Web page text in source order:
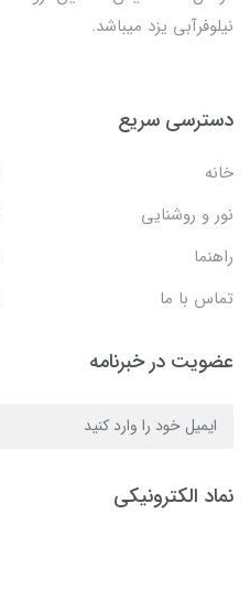
نیلوفرآبی یزد میباشد.
دسترسی سریع
خانه
نور و روشنایی
راهنما
تماس با ما
عضویت در خبرنامه
نماد الکترونیکی